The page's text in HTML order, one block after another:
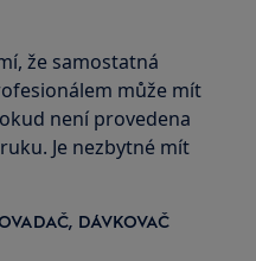
že samostatná
může mít
není provedena
Je nezbytné mít
DÁVKOVAČ